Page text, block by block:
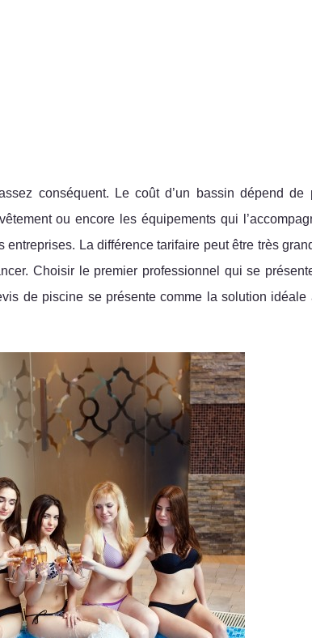
conséquent. Le coût d’un bassin dépend de
ou encore les équipements qui
La différence tarifaire peut être très
Choisir le premier professionnel qui se
de piscine se présente comme la solution